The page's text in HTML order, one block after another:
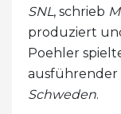
SNL, schrieb
produziert
Poehler
Schweden.